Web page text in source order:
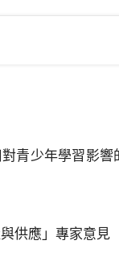
對青少年學習影
與供應」專家意見